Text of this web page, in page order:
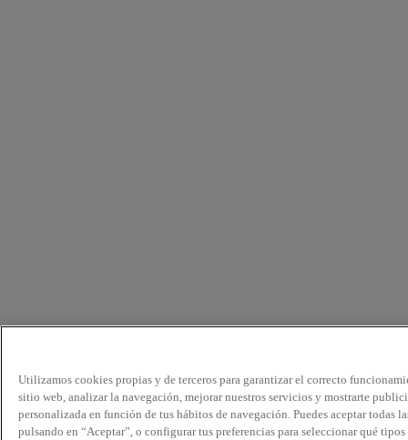
Utilizamos cookies propias y de terceros para garantizar el correcto
sitio web, analizar la navegación, mejorar nuestros servicios y mostrarte
personalizada en función de tus hábitos de navegación. Puedes aceptar todas
pulsando en “Aceptar”, o configurar tus preferencias para seleccionar qué tipos